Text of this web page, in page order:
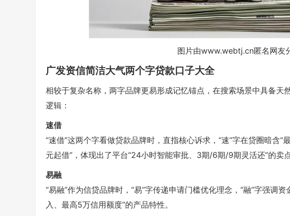
图片由www.webtj.cn匿名网友
广发资信简洁大气两个字贷款口子大全
相较于复杂名称，两字品牌更易形成记忆锚点，在搜索场景中具备天
逻辑：
速借
“速借”这两个字看做贷款品牌时，直指核心诉求，“速”字在贷圈暗含“
元起借”，体现出了平台“24小时智能审批、3期/6期/9期灵活还”的卖点
易融
“易融”作为信贷品牌时，“易”字传递申请门槛优化理念，“融”字强调
入、最高5万信用额度”的产品特性。